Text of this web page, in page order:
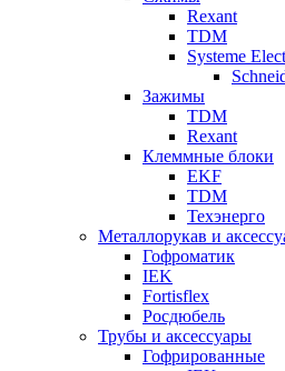
Rexant
TDM
Systeme
Зажимы
TDM
Rexant
Клеммные блоки
EKF
TDM
Техэнерго
Металлорукав и
Гофроматик
IEK
Fortisflex
Росдюбель
Трубы и аксессуары
Гофрированные